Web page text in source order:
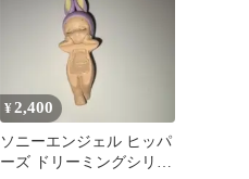
¥2,400
ソニーエンジェル ヒッパ
ーズ ドリーミングシリー